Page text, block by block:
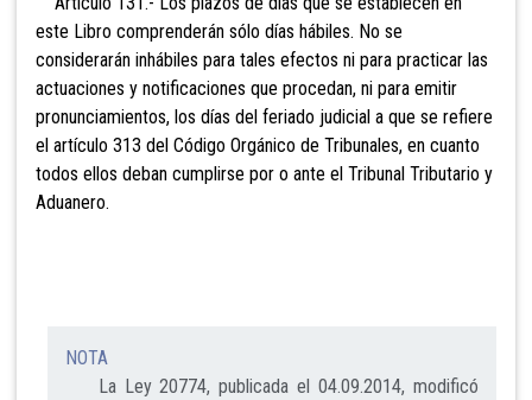
este Libro comprenderán sólo días hábiles. No se
considerarán inhábiles para tales efectos ni para practicar las
actuaciones y notificaciones que procedan, ni para emitir
pronunciamientos, los días del feriado judicial a que se refiere
el artículo 313 del Código Orgánico de Tribunales, en cuanto
todos ellos deban cumplirse por o ante el Tribunal Tributario y
Aduanero.
NOTA
La Ley 20774, publicada el 04.09.2014, modificó